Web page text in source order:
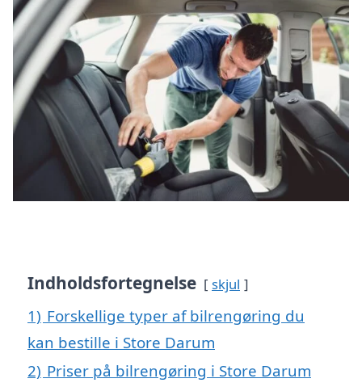
Indholdsfortegnelse skjul
1) Forskellige typer af bilrengøring du
kan bestille i Store Darum
2) Priser på bilrengøring i Store Darum